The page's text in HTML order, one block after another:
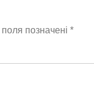
поля позначені *